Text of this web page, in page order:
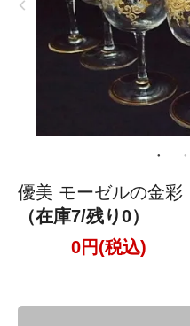
優美 モーゼルの金彩
（在庫7/残り0）
0円(税込)